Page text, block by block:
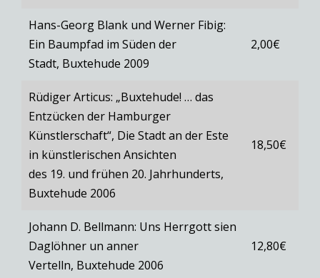
Hans-Georg Blank und Werner Fibig:
Ein Baumpfad im Süden der
Stadt, Buxtehude 2009
2,00€
Rüdiger Articus: „Buxtehude! … das
Entzücken der Hamburger
Künstlerschaft“, Die Stadt an der Este
in künstlerischen Ansichten
des 19. und frühen 20. Jahrhunderts,
Buxtehude 2006
18,50€
Johann D. Bellmann: Uns Herrgott sien
Daglöhner un anner
Vertelln, Buxtehude 2006
12,80€